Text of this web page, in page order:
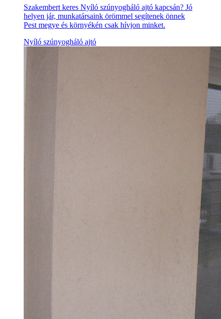
Szakembert keres Nyíló szúnyogháló ajtó kapcsán? Jó
helyen jár, munkatársaink örömmel segítenek önnek
Pest megye és környékén csak hívjon minket.
Nyíló szúnyogháló ajtó